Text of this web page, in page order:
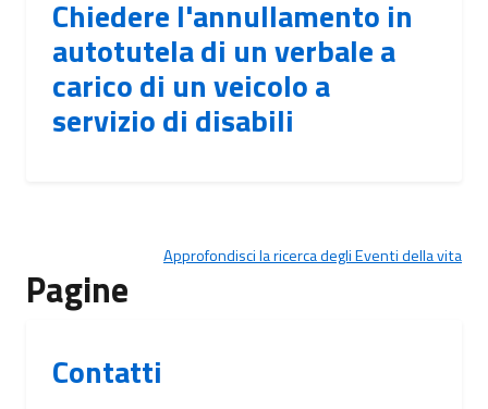
Chiedere l'annullamento in
autotutela di un verbale a
carico di un veicolo a
servizio di disabili
Approfondisci la ricerca degli Eventi della vita
Pagine
Contatti